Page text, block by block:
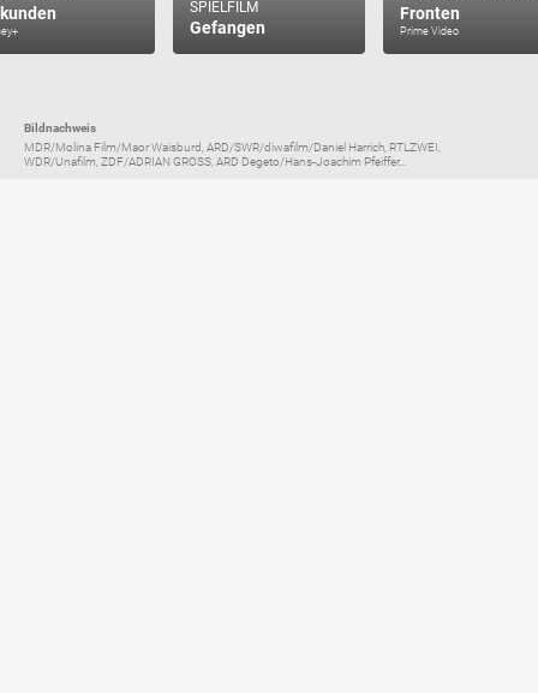
SPIELFILM
Gefangen
Fronten
Prime Video
Bildnachweis
MDR/Molina Film/Maor Waisburd, ARD/SWR/diwafilm/Daniel Harrich, RTLZWEI,
WDR/Unafilm, ZDF/ADRIAN GROSS, ARD Degeto/Hans-Joachim Pfeiffer...